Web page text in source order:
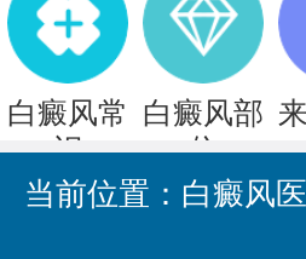
白癜风常
识
白癜风部
位
当前位置： 白癜风